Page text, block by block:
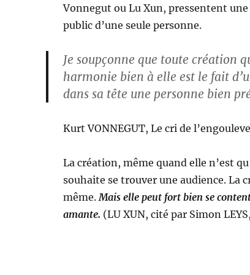
Vonnegut ou Lu Xun, pressentent
public d’une seule personne.
Je soupçonne que toute création
harmonie bien à elle est le fait
dans sa tête une personne bien
Kurt VONNEGUT, Le cri de
La création, même quand elle n’est
souhaite se trouver une audience. La
même.Mais elle peut fort bien se
amante. (LU XUN, cité par Simon